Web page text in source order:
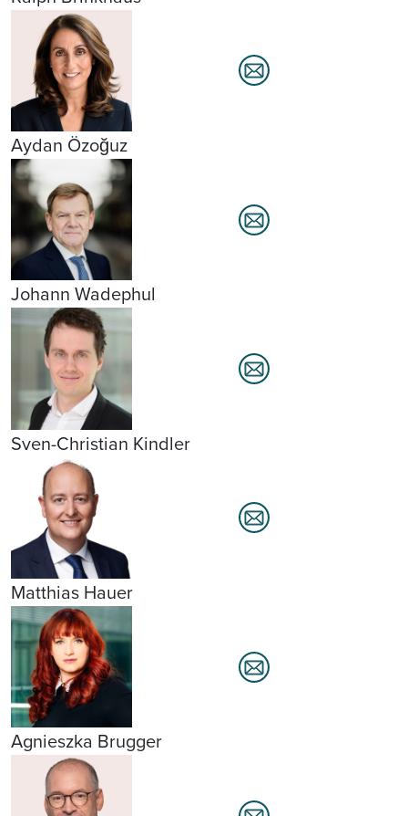
Aydan Özoğuz
Johann Wadephul
Sven-Christian Kindler
Matthias Hauer
Agnieszka Brugger